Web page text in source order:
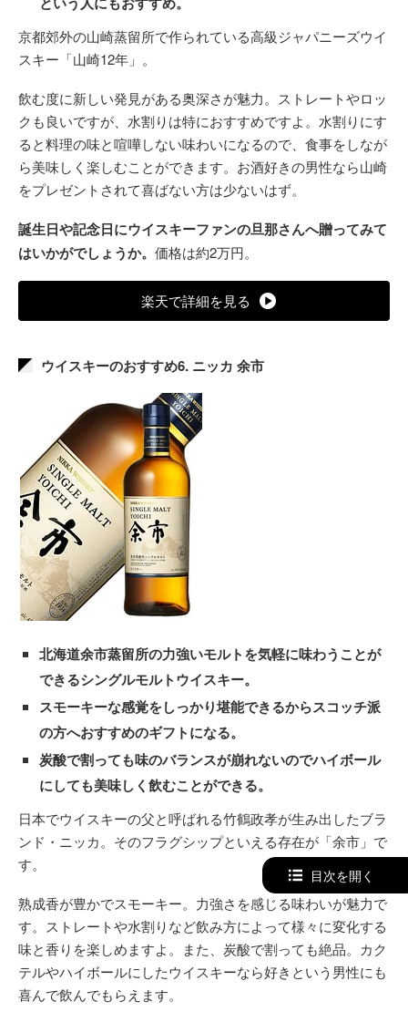
京都郊外の山崎蒸留所で作られている高級ジャパニーズウイ
スキー「山崎12年」。
飲む度に新しい発見がある奥深さが魅力。ストレートやロッ
クも良いですが、水割りは特におすすめですよ。水割りにす
ると料理の味と喧嘩しない味わいになるので、食事をしなが
ら美味しく楽しむことができます。お酒好きの男性なら山崎
をプレゼントされて喜ばない方は少ないはず。
誕生日や記念日にウイスキーファンの旦那さんへ贈ってみて
はいかがでしょうか。 価格は約2万円。
楽天で詳細を見る
ウイスキーのおすすめ6. ニッカ 余市
北海道余市蒸留所の力強いモルトを気軽に味わうことが
できるシングルモルトウイスキー。
スモーキーな感覚をしっかり堪能できるからスコッチ派
の方へおすすめのギフトになる。
炭酸で割っても味のバランスが崩れないのでハイボール
にしても美味しく飲むことができる。
日本でウイスキーの父と呼ばれる竹鶴政孝が生み出したブラ
ンド・ニッカ。そのフラグシップといえる存在が「余市」で
す。
熟成香が豊かでスモーキー。力強さを感じる味わいが魅力で
す。ストレートや水割りなど飲み方によって様々に変化する
味と香りを楽しめますよ。また、炭酸で割っても絶品。カク
テルやハイボールにしたウイスキーなら好きという男性にも
喜んで飲んでもらえます。
目次を開く